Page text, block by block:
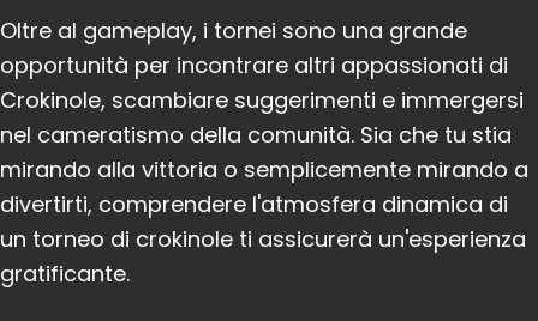
Oltre al gameplay, i tornei sono una grande
opportunità per incontrare altri appassionati di
Crokinole, scambiare suggerimenti e immergersi
nel cameratismo della comunità. Sia che tu stia
mirando alla vittoria o semplicemente mirando a
divertirti, comprendere l'atmosfera dinamica di
un torneo di crokinole ti assicurerà un'esperienza
gratificante.